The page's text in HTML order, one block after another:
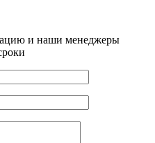
и наши менеджеры